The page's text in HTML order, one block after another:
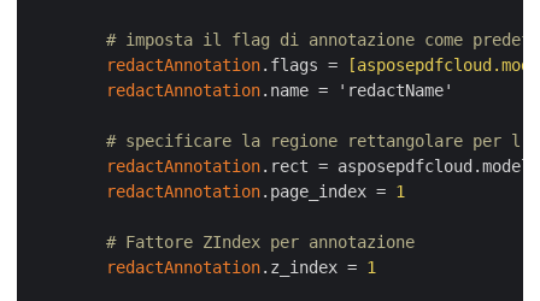
# imposta il flag di annotazione come
redactAnnotation.flags =
redactAnnotation.name = 'redactName'
# specificare la regione rettangolare per
redactAnnotation.rect =
redactAnnotation.page_index = 1
# Fattore ZIndex per annotazione
redactAnnotation.z_index = 1